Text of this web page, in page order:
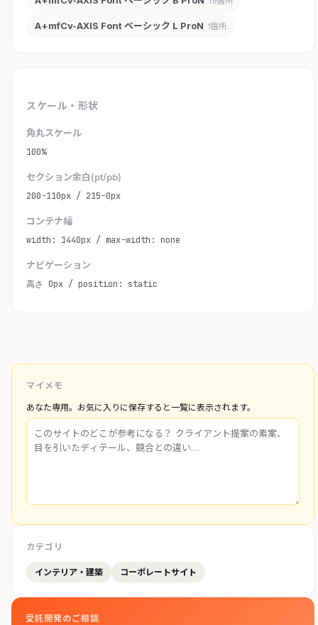
A+mfCv-AXIS Font ベーシック L ProN 1箇所
スケール・形状
角丸スケール
100%
セクション余白(pt/pb)
200-110px / 215-0px
コンテナ幅
width: 1440px / max-width: none
ナビゲーション
高さ 0px / position: static
マイメモ
あなた専用。お気に入りに保存すると一覧に表示されます。
カテゴリ
インテリア・建築 コーポレートサイト
受託開発のご相談